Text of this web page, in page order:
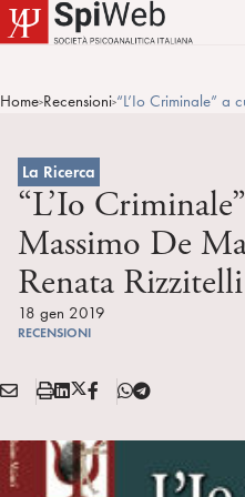
Home>Recensioni>“L’Io Criminale” a
La Ricerca
“L’Io
Massimo De
Renata Rizzitelli
18 gen 2019
RECENSIONI
Condividi:
E
A
S
a
L
n
k
X
T
w
F
T
l